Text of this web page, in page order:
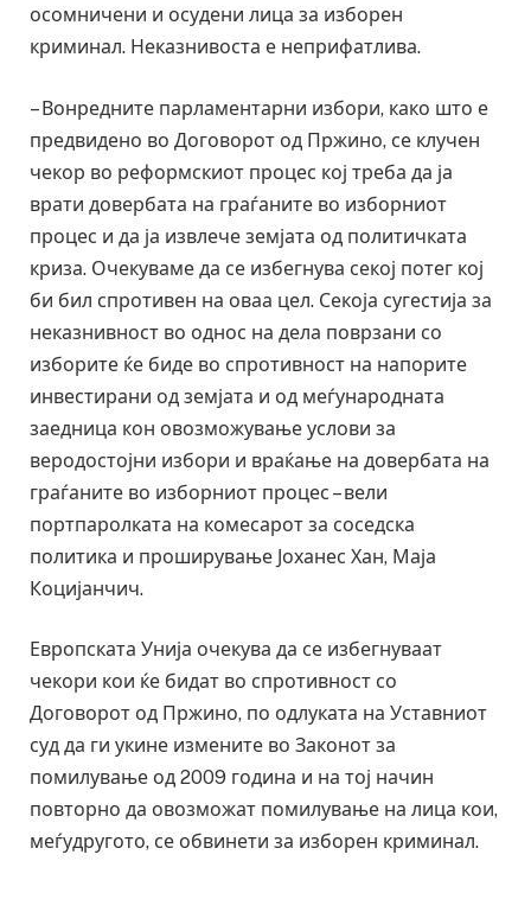
осомничени и осудени лица за изборен
криминал. Неказнивоста е неприфатлива.
– Вонредните парламентарни избори, како што е
предвидено во Договорот од Пржино, се клучен
чекор во реформскиот процес кој треба да ја
врати довербата на граѓаните во изборниот
процес и да ја извлече земјата од политичката
криза. Очекуваме да се избегнува секој потег кој
би бил спротивен на оваа цел. Секоја сугестија за
неказнивност во однос на дела поврзани со
изборите ќе биде во спротивност на напорите
инвестирани од земјата и од меѓународната
заедница кон овозможување услови за
веродостојни избори и враќање на довербата на
граѓаните во изборниот процес – вели
портпаролката на комесарот за соседска
политика и проширување Јоханес Хан, Маја
Коцијанчич.
Европската Унија очекува да се избегнуваат
чекори кои ќе бидат во спротивност со
Договорот од Пржино, по одлуката на Уставниот
суд да ги укине измените во Законот за
помилување од 2009 година и на тој начин
повторно да овозможат помилување на лица кои,
меѓудругото, се обвинети за изборен криминал.